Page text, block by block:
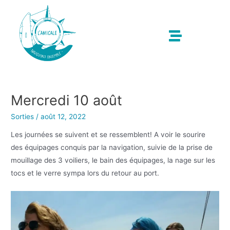
Mercredi 10 août
Sorties /août 12, 2022
Les journées se suivent et se ressemblent! A voir le sourire
des équipages conquis par la navigation, suivie de la prise de
mouillage des 3 voiliers, le bain des équipages, la nage sur les
tocs et le verre sympa lors du retour au port.